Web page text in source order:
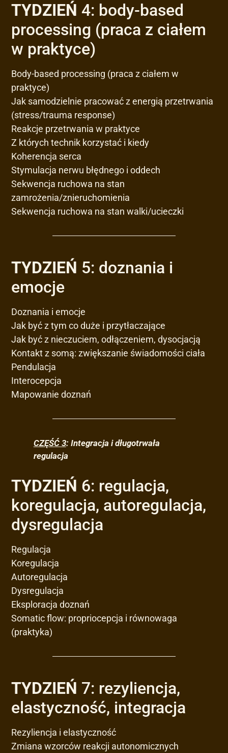
TYDZIEŃ 4: body-based
processing (praca z ciałem
w praktyce)
Body-based processing (praca z ciałem w
praktyce)
Jak samodzielnie pracować z energią przetrwania
(stress/trauma response)
Reakcje przetrwania w praktyce
Z których technik korzystać i kiedy
Koherencja serca
Stymulacja nerwu błędnego i oddech
Sekwencja ruchowa na stan
zamrożenia/znieruchomienia
Sekwencja ruchowa na stan walki/ucieczki
TYDZIEŃ 5: doznania i
emocje
Doznania i emocje
Jak być z tym co duże i przytłaczające
Jak być z nieczuciem, odłączeniem, dysocjacją
Kontakt z somą: zwiększanie świadomości ciała
Pendulacja
Interocepcja
Mapowanie doznań
CZĘŚĆ 3: Integracja i długotrwała
regulacja
TYDZIEŃ 6: regulacja,
koregulacja, autoregulacja,
dysregulacja
Regulacja
Koregulacja
Autoregulacja
Dysregulacja
Eksploracja doznań
Somatic flow: propriocepcja i równowaga
(praktyka)
TYDZIEŃ 7: rezyliencja,
elastyczność, integracja
Rezyliencja i elastyczność
Zmiana wzorców reakcji autonomicznych